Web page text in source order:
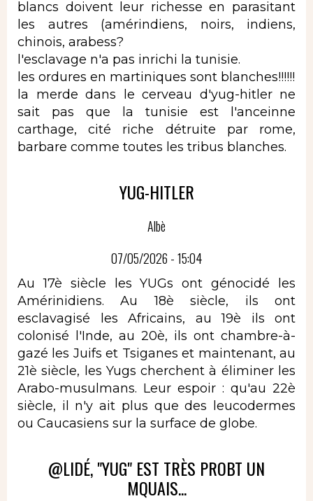
blancs doivent leur richesse en parasitant
les autres (amérindiens, noirs, indiens,
chinois, arabess?
l'esclavage n'a pas inrichi la tunisie.
les ordures en martiniques sont blanches!!!!!!
la merde dans le cerveau d'yug-hitler ne
sait pas que la tunisie est l'anceinne
carthage, cité riche détruite par rome,
barbare comme toutes les tribus blanches.
YUG-HITLER
Albè
07/05/2026 - 15:04
Au 17è siècle les YUGs ont génocidé les
Amérinidiens. Au 18è siècle, ils ont
esclavagisé les Africains, au 19è ils ont
colonisé l'Inde, au 20è, ils ont chambre-à-
gazé les Juifs et Tsiganes et maintenant, au
21è siècle, les Yugs cherchent à éliminer les
Arabo-musulmans. Leur espoir : qu'au 22è
siècle, il n'y ait plus que des leucodermes
ou Caucasiens sur la surface de globe.
@LIDÉ, "YUG" EST TRÈS PROBT UN
MQUAIS...